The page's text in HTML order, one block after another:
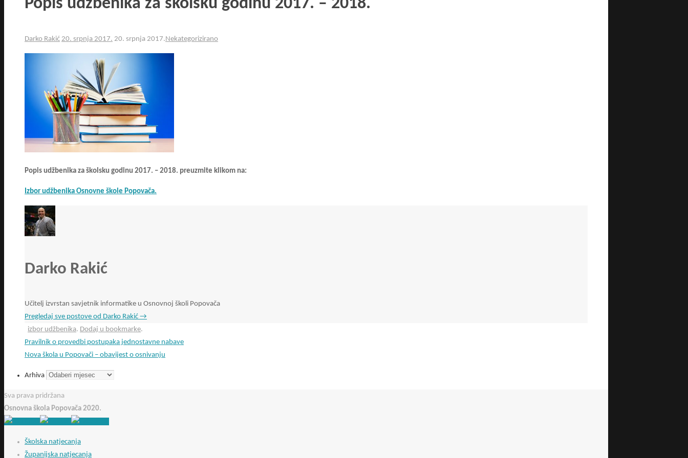
Popis udžbenika za školsku godinu 2017. – 2018.
Darko Rakić 20. srpnja 2017. 20. srpnja 2017.Nekategorizirano
Popis udžbenika za školsku godinu 2017. – 2018. preuzmite klikom na:
Izbor udžbenika Osnovne škole Popovača.
Darko Rakić
Učitelj izvrstan savjetnik informatike u Osnovnoj školi Popovača
Pregledaj sve postove od Darko Rakić →
izbor udžbenika. Dodaj u bookmarke.
Pravilnik o provedbi postupaka jednostavne nabave
Nova škola u Popovači – obavijest o osnivanju
Arhiva
Sva prava pridržana
Osnovna škola Popovača 2020.
Školska natjecanja
Županijska natjecanja